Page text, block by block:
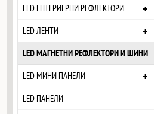
LED ЕНТЕРИЕРНИ РЕФЛЕКТОРИ +
LED ЛЕНТИ +
LED МАГНЕТНИ РЕФЛЕКТОРИ И ШИНИ
LED МИНИ ПАНЕЛИ
+
LED ПАНЕЛИ